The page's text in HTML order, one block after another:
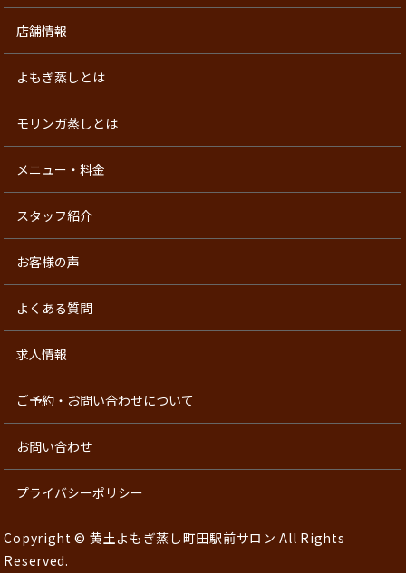
店舗情報
よもぎ蒸しとは
モリンガ蒸しとは
メニュー・料金
スタッフ紹介
お客様の声
よくある質問
求人情報
ご予約・お問い合わせについて
お問い合わせ
プライバシーポリシー
Copyright © 黄土よもぎ蒸し町田駅前サロン All Rights
Reserved.